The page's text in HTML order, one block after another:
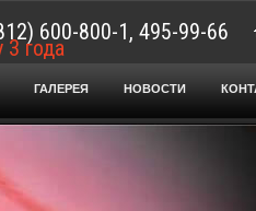
3 года
600-800-1, 495-99-66
ГАЛЕРЕЯ НОВОСТИ